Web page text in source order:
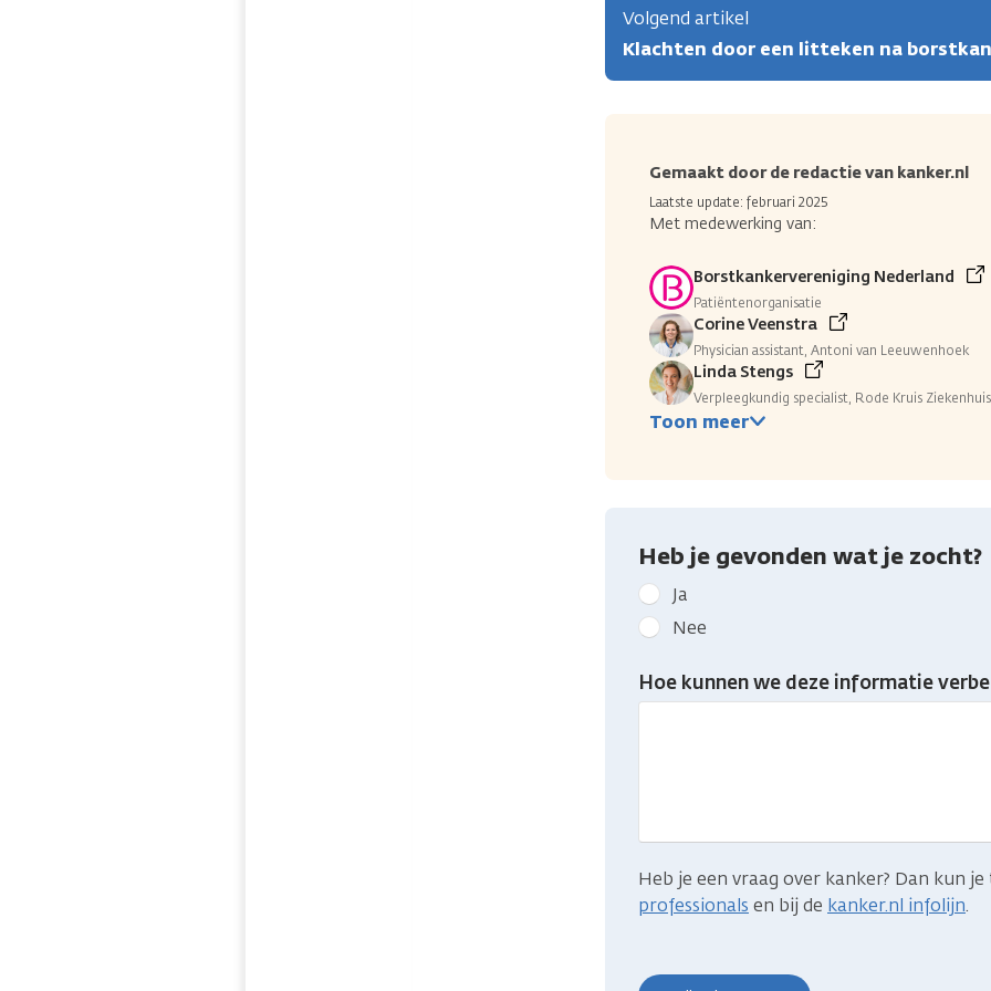
Volgend artikel
Klachten door een litteken na
Gemaakt door de redactie van kanker.nl
Laatste update: februari 2025
Met medewerking van:
Borstkankervereniging Nederland
Patiëntenorganisatie
Corine Veenstra
Physician assistant, Antoni van Leeuwenhoek
Linda Stengs
Verpleegkundig specialist, Rode Kruis Ziekenhuis
Toon meer
Heb je gevonden wat je zocht?
Geef
kanker.nl
feedback:
Heb
je
Ja
Nee
Hoe kunnen we deze informatie
Heb je een vraag over kanker? Dan kun
professionals en bij de kanker.nl infolijn.